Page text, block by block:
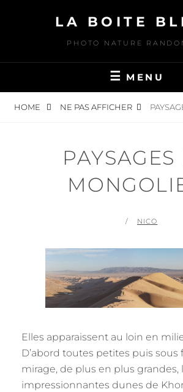
LA BOITE
PHOTO NATURE
MENU
HOME NE PAS AFFICHER
PAYSAGES
POSTED
BY
NICO
Elles apparaissent au loin en
D’abord toutes petites puis sous
mirage, de plus en plus grandes,
impressionnantes dunes de